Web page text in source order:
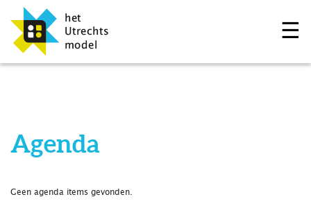
☰
Agenda
Geen agenda items gevonden.